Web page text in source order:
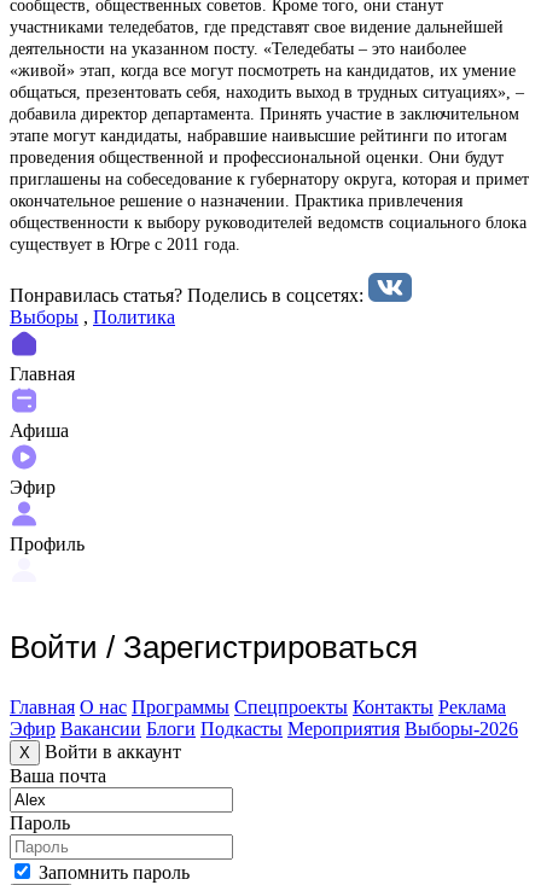
сообществ, общественных советов. Кроме того, они станут
участниками теледебатов, где представят свое видение дальнейшей
деятельности на указанном посту. «Теледебаты – это наиболее
«живой» этап, когда все могут посмотреть на кандидатов, их умение
общаться, презентовать себя, находить выход в трудных ситуациях», –
добавила директор департамента. Принять участие в заключительном
этапе могут кандидаты, набравшие наивысшие рейтинги по итогам
проведения общественной и профессиональной оценки. Они будут
приглашены на собеседование к губернатору округа, которая и примет
окончательное решение о назначении. Практика привлечения
общественности к выбору руководителей ведомств социального блока
существует в Югре с 2011 года.
Понравилась статья? Поделиcь в соцсетях:
Выборы , Политика
Главная
Афиша
Эфир
Профиль
Войти / Зарегистрироваться
Главная О нас Программы Спецпроекты Контакты Реклама
Эфир Вакансии Блоги Подкасты Мероприятия Выборы-2026
X
Войти в аккаунт
Ваша почта
Пароль
Запомнить пароль